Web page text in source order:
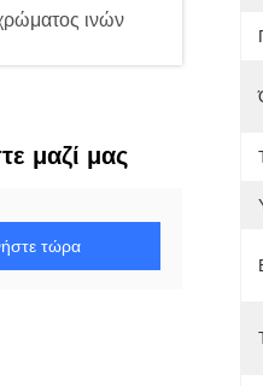
ινών
μαζί μας
τώρα